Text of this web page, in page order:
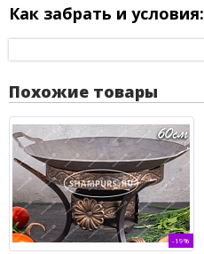
Как забрать и условия:
Похожие товары
-19%